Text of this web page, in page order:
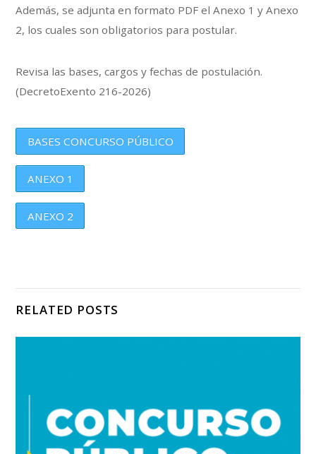
Además, se adjunta en formato PDF el Anexo 1 y Anexo
2, los cuales son obligatorios para postular.
Revisa las bases, cargos y fechas de postulación.
(DecretoExento 216-2026)
BASES CONCURSO PÚBLICO
ANEXO 1
ANEXO 2
RELATED POSTS